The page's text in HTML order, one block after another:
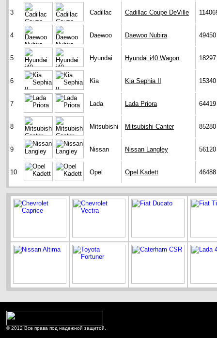
3 Cadillac Cadillac Coupe DeVille
4 Daewoo Daewoo Nubira 49450
5 Hyundai Hyundai i40 Wagon 18297
6 Kia Kia Sephia II 15340
7 Lada Lada Priora 64419
8 Mitsubishi Mitsubishi Canter 85280
9 Nissan Nissan Langley 56120
10 Opel Opel Kadett 46488
© 2012 Все права под надежной защитой.